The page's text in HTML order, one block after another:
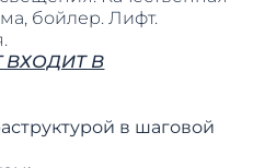
бойлер. Лифт.
В
в шаговой